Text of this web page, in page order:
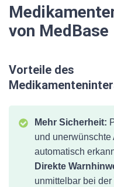
von MedBase
Vorteile des
Mehr Sicherheit:
und
automatisch
Direkte
unmittelbar bei